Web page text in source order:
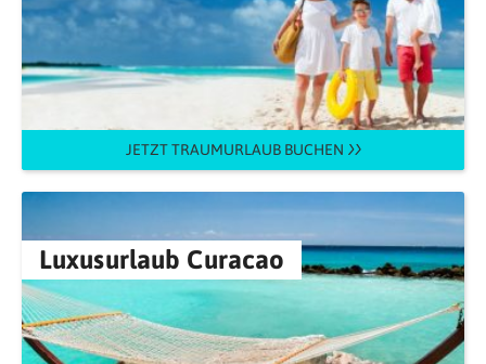
JETZT TRAUMURLAUB BUCHEN
Luxusurlaub Curacao